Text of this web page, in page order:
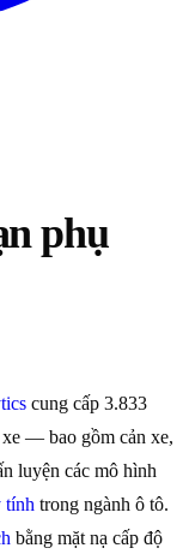
phụ
cung cấp 3.833
— bao gồm cản xe,
luyện các mô hình
tính trong ngành ô tô.
bằng mặt nạ cấp độ